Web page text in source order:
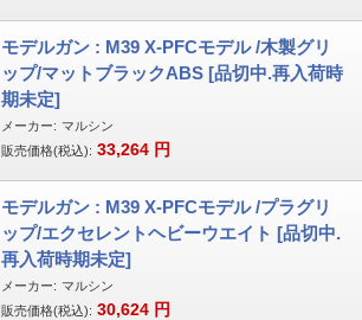
モデルガン : M39 X-PFCモデル /木製グリ
ップ/マットブラックABS [品切中.再入荷時
期未定]
メーカー: マルシン
販売価格(税込): 33,264 円
モデルガン : M39 X-PFCモデル /プラグリ
ップ/エクセレントヘビーウエイト [品切中.
再入荷時期未定]
メーカー: マルシン
販売価格(税込): 30,624 円